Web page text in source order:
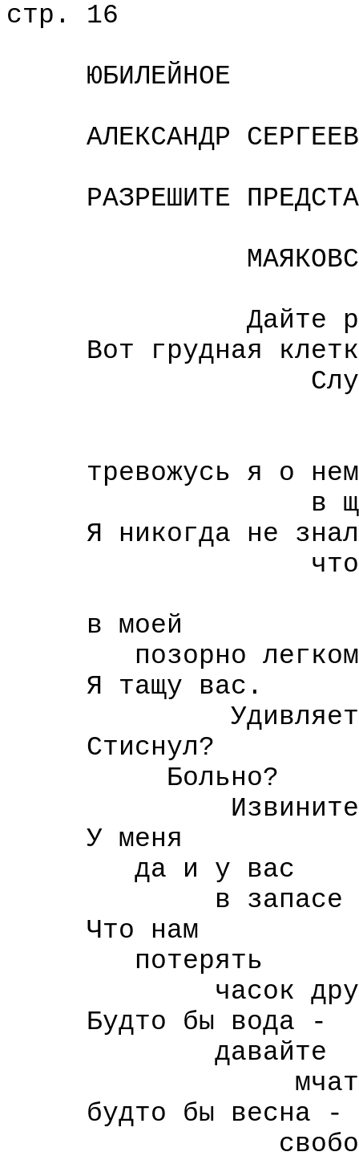
стр. 16
ЮБИЛЕЙНОЕ
АЛЕКСАНДР
РАЗРЕШИТЕ
Дайте
Вот грудная
тревожусь я о нем
в щенка
Я никогда не
что
в моей
позорно
Я тащу вас.
Удивляетесь,
Стиснул?
Больно?
Извините
У меня
да и у вас
в запасе
Что нам
потерять
часок
Будто бы вода -
давайте
мчать
будто бы весна -